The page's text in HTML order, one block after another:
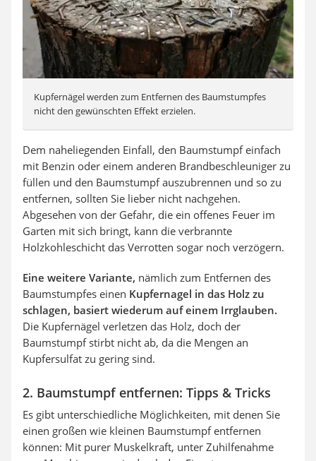
Kupfernägel werden zum Entfernen des Baumstumpfes
nicht den gewünschten Effekt erzielen.
Dem naheliegenden Einfall, den Baumstumpf einfach
mit Benzin oder einem anderen Brandbeschleuniger zu
füllen und den Baumstumpf auszubrennen und so zu
entfernen, sollten Sie lieber nicht nachgehen.
Abgesehen von der Gefahr, die ein offenes Feuer im
Garten mit sich bringt, kann die verbrannte
Holzkohleschicht das Verrotten sogar noch verzögern.
Eine weitere Variante, nämlich zum Entfernen des
Baumstumpfes einen Kupfernagel in das Holz zu
schlagen, basiert wiederum auf einem Irrglauben.
Die Kupfernägel verletzen das Holz, doch der
Baumstumpf stirbt nicht ab, da die Mengen an
Kupfersulfat zu gering sind.
2. Baumstumpf entfernen: Tipps & Tricks
Es gibt unterschiedliche Möglichkeiten, mit denen Sie
einen großen wie kleinen Baumstumpf entfernen
können: Mit purer Muskelkraft, unter Zuhilfenahme